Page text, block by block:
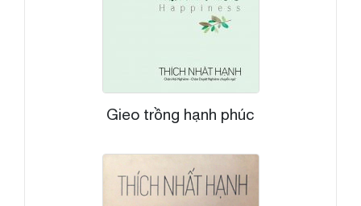
Gieo trồng hạnh phúc